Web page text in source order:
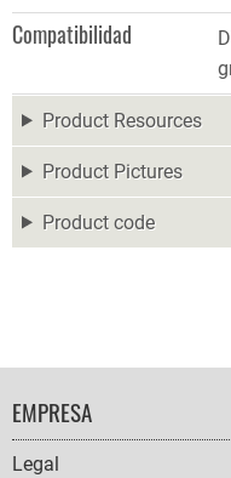
Compatibilidad
Product Resources
Product Pictures
Product code
FOOTER
NAVIGATION
EMPRESA
Legal